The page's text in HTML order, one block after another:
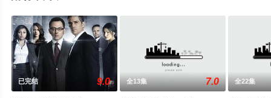
完整版电视剧全集就上天堂电影网，更多相关信息可移步
至豆瓣电视剧、电视猫或剧情网等平台了解。
已完结 9.0 全13集 7.0 全22集